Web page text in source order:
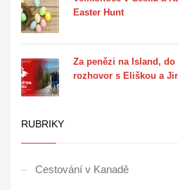
Easter Hunt
Za penězi na Island,
rozhovor s Eliškou a
RUBRIKY
Cestování v Kanadě